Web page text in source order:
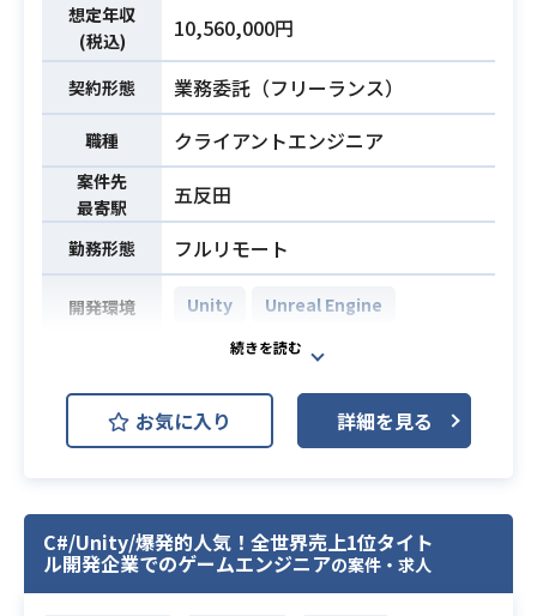
現場では日本語を使いますが、日本
語での会話に支障がなければ国籍も
問いません
必須スキル
・コンシューマーゲーム内のプレイ
実装経験
・C++言語でのゲーム開発経験2年以
上
・ゲーム内のプレイヤーや敵の制御
ムやシェーダー開発周りの経験
想定年収
(税込)
10,560,000円
契約形態 業務委託（フリーランス）
職種 クライアントエンジニア
案件先
最寄駅
五反田
勤務形態 フルリモート
開発環境 Unity Unreal Engine
Unreal Engineを使用したゲームの設
計・開発を担当して頂きます。
・遊びのコアとなるゲームシステム
の開発
ックスのためのシェーダー等の開発
やパイプラインの構築
・キャラクタの魅力あるアクショ
お気に入り 詳細を見る
C#/Unity/爆発的人気！全世界売上1位タイト
ル開発企業でのゲームエンジニアの案件・求人